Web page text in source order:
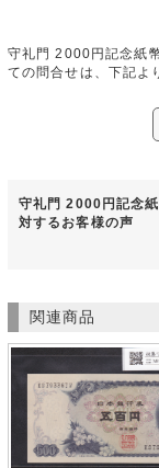
守礼門 2000円記念紙
ての問合せは、下記よ
守礼門 2000円記念
対するお客様の声
関連商品